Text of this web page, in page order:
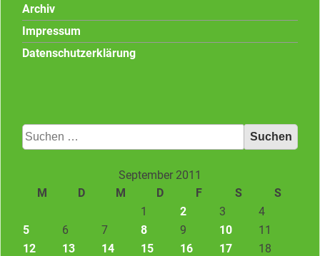
Archiv
Impressum
Datenschutzerklärung
Suchen
nach:
September 2011
M
D M D F S
S
1
2 3
4
5
6 7 8 9 10
11
12
13 14 15 16 17
18